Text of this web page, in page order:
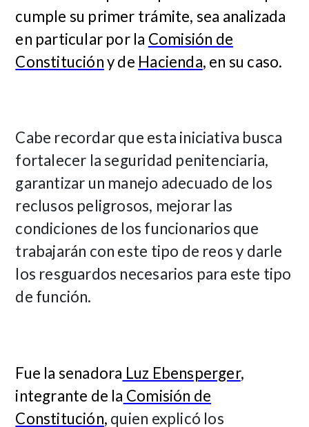
cumple su primer trámite, sea analizada
en particular por la Comisión de
Constitucióny de Hacienda, en su caso.
Cabe recordar que esta iniciativa busca
fortalecer la seguridad penitenciaria,
garantizar un manejo adecuado de los
reclusos peligrosos, mejorar las
condiciones de los funcionarios que
trabajarán con este tipo de reos y darle
los resguardos necesarios para este tipo
de función.
Fue la senadora Luz Ebensperger,
integrante de la Comisión de
Constitución, quien explicó los